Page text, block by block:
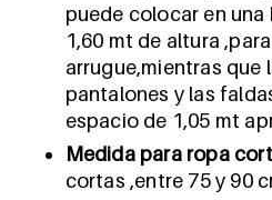
puede colocar en
1,60 mt de altura
arrugue,mientras que
pantalones y las
espacio de 1,05 mt
Medida para ropa
cortas ,entre 75 y 90